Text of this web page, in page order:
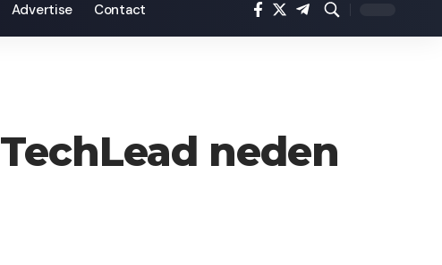
Advertise Contact
neden